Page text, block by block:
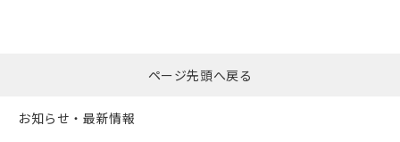
ページ先頭へ戻る
お知らせ・最新情報